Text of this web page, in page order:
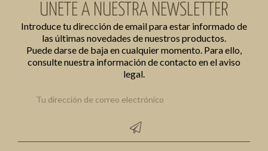
ÚNETE A NUESTRA NEWSLETTER
Introduce tu dirección de email para estar informado de
las últimas novedades de nuestros productos.
Puede darse de baja en cualquier momento. Para ello,
consulte nuestra información de contacto en el aviso
legal.